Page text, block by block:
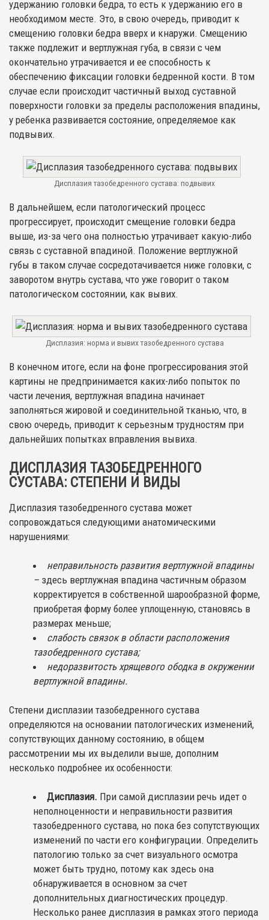
удержанию головки бедра, то есть к удержанию его в
необходимом месте. Это, в свою очередь, приводит к
смещению головки бедра вверх и кнаружи. Смещению
также подлежит и вертлужная губа, в связи с чем
окончательно утрачивается и ее способность к
обеспечению фиксации головки бедренной кости. В том
случае если происходит частичный выход суставной
поверхности головки за пределы расположения впадины,
у ребенка развивается состояние, определяемое как
подвывих.
Дисплазия тазобедренного сустава: подвывих
В дальнейшем, если патологический процесс
прогрессирует, происходит смещение головки бедра
выше, из-за чего она полностью утрачивает какую-либо
связь с суставной впадиной. Положение вертлужной
губы в таком случае сосредотачивается ниже головки, с
заворотом внутрь сустава, что уже говорит о таком
патологическом состоянии, как вывих.
Дисплазия: норма и вывих тазобедренного сустава
В конечном итоге, если на фоне прогрессирования этой
картины не предпринимается каких-либо попыток по
части лечения, вертлужная впадина начинает
заполняться жировой и соединительной тканью, что, в
свою очередь, приводит к серьезным трудностям при
дальнейших попытках вправления вывиха.
ДИСПЛАЗИЯ ТАЗОБЕДРЕННОГО
СУСТАВА: СТЕПЕНИ И ВИДЫ
Дисплазия тазобедренного сустава может
сопровождаться следующими анатомическими
нарушениями:
неправильность развития вертлужной впадины
– здесь вертлужная впадина частичным образом
корректируется в собственной шарообразной форме,
приобретая форму более уплощенную, становясь в
размерах меньше;
слабость связок в области расположения
тазобедренного сустава;
недоразвитость хрящевого ободка в окружении
вертлужной впадины.
Степени дисплазии тазобедренного сустава
определяются на основании патологических изменений,
сопутствующих данному состоянию, в общем
рассмотрении мы их выделили выше, дополним
несколько подробнее их особенности:
Дисплазия. При самой дисплазии речь идет о
неполноценности и неправильности развития
тазобедренного сустава, но пока без сопутствующих
изменений по части его конфигурации. Определить
патологию только за счет визуального осмотра
может быть трудно, потому как здесь она
обнаруживается в основном за счет
дополнительных диагностических процедур.
Несколько ранее дисплазия в рамках этого периода